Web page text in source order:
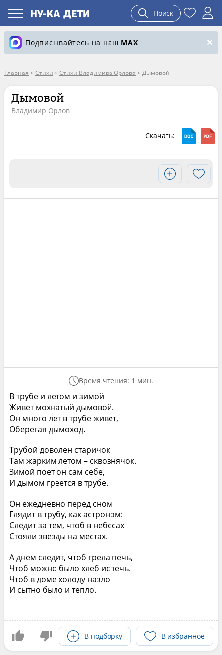
Поиск
Подписывайтесь на наш MAX
Главная > Стихи > Стихи Владимира Орлова > Дымовой
Дымовой
Владимир Орлов
Скачать:
Время чтения: 1 мин.
В трубе и летом и зимой
Живет мохнатый дымовой.
Он много лет в трубе живет,
Оберегая дымоход.
Трубой доволен старичок:
Там жарким летом – сквознячок.
Зимой поет он сам себе,
И дымом греется в трубе.
Он ежедневно перед сном
Глядит в трубу, как астроном:
Следит за тем, чтоб в небесах
Стояли звезды на местах.
А днем следит, чтоб грела печь,
Чтоб можно было хлеб испечь.
Чтоб в доме холоду назло
И сытно было и тепло.
В подборку В избранное